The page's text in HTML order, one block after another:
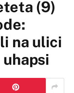
(9)
na ulici
uhapsi